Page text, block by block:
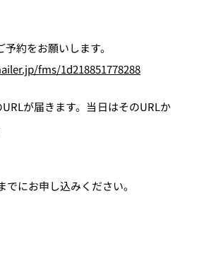
約をお願いします。
fms/1d218851778288
が届きます。当日はそのURLか
でにお申し込みください。